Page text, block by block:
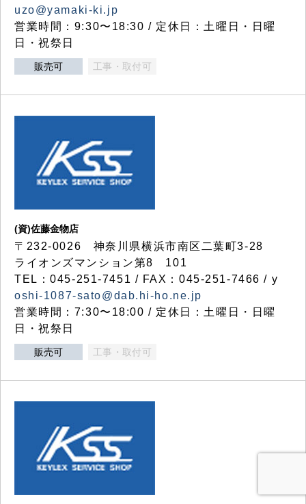
uzo@yamaki-ki.jp
営業時間：9:30〜18:30 / 定休日：土曜日・日曜
日・祝祭日
販売可 工事・取付可
(資)佐藤金物店
〒232-0026 神奈川県横浜市南区二葉町3-28
ライオンズマンション第8 101
TEL：045-251-7451 / FAX：045-251-7466 / y
oshi-1087-sato@dab.hi-ho.ne.jp
営業時間：7:30〜18:00 / 定休日：土曜日・日曜
日・祝祭日
販売可 工事・取付可